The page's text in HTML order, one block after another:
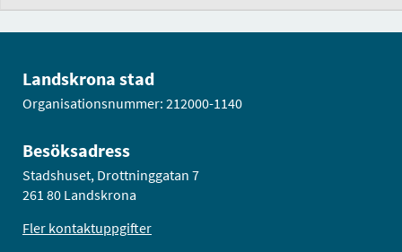
Landskrona stad
Organisationsnummer: 212000-1140
Besöksadress
Stadshuset, Drottninggatan 7
261 80 Landskrona
Fler kontaktuppgifter